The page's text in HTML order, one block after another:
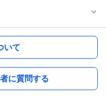
いて
に質問する